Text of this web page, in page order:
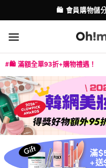
to
content
💳 支援消費券、FPS、
🛍️ 滿額全單93折+購物禮遇！
滿
+